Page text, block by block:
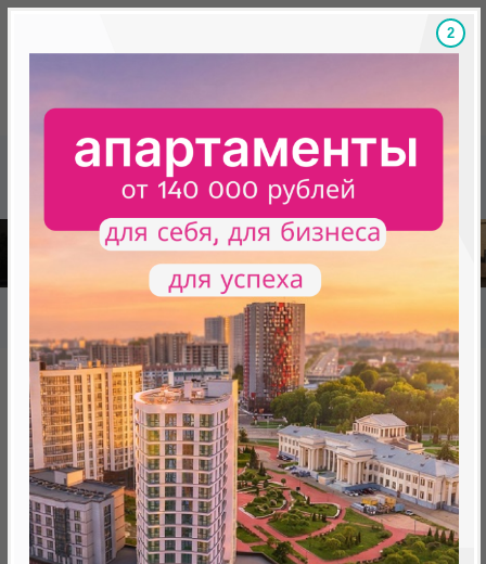
Скидки на новостройки, бонусы Готовые
База новостроек Минска «Минск Мир»
9.6 "Сан-Паулу", квартал "Южная Америка"
9.6 "Сан-Паулу", квартал
"Южная Америка"
нет в продаже
Минск, Октябрьский, ул. Николы Теслы
метро «Ковальская Слобода», 566 м
1